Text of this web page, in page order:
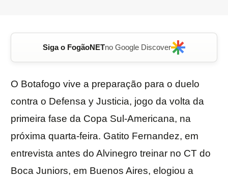
Siga o FogãoNETno Google Discover
O Botafogo vive a preparação para o duelo
contra o Defensa y Justicia, jogo da volta da
primeira fase da Copa Sul-Americana, na
próxima quarta-feira. Gatito Fernandez, em
entrevista antes do Alvinegro treinar no CT do
Boca Juniors, em Buenos Aires, elogiou a